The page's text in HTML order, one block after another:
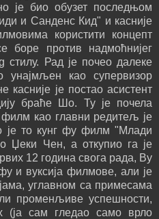
је био обузет последњом
и Санденс Кид" и касније
користити концепт
боре против надмоћнијег
стилу. Рад је почео далеке
унајмљен као супервизор
касније је постао асистент
браће Шо. Ту је почела
као главни редитељ је
је то кунг фу филм "Млади
Џеки Чен, а откупио га је
12 година свога рада, Ву
и вуксија филмове, али је
углавном са примесама
променљиве успешности,
(ја сам гледао само врло